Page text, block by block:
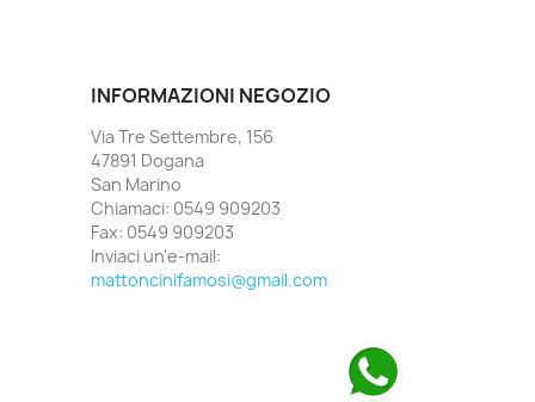
INFORMAZIONI NEGOZIO
Via Tre Settembre, 156
47891 Dogana
San Marino
Chiamaci: 0549 909203
Fax: 0549 909203
Inviaci un'e-mail:
mattoncinifamosi@gmail.com